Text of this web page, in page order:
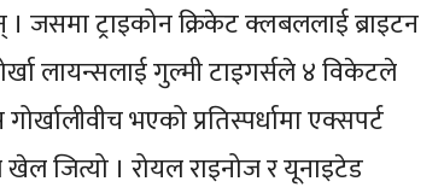
ट्राइकोन क्रिकेट क्लबललाई ब्राइटन
लायन्सलाई गुल्मी टाइगर्सले ४ विकेटले
भएको प्रतिस्पर्धामा एक्सपर्ट
जित्यो । रोयल राइनोज र यूनाइटेड